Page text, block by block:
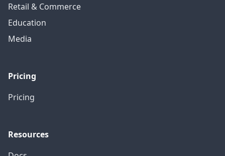
Retail & Commerce
Education
Media
Pricing
Pricing
Resources